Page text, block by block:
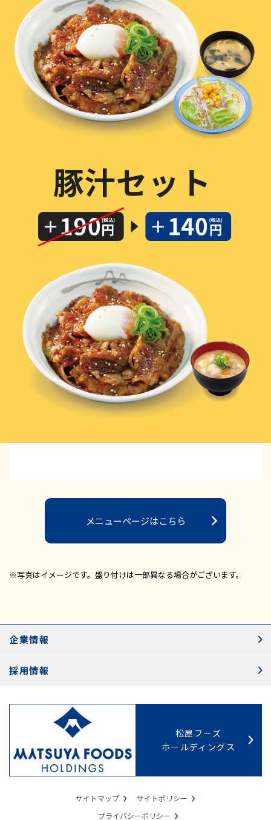
メニューページはこちら
※写真はイメージです。盛り付けは一部異なる場合がございます。
企業情報
採用情報
松屋フーズ
ホールディングス
サイトマップ
サイトポリシー
プライバシーポリシー